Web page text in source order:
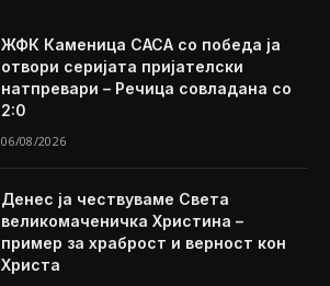
ЖФК Каменица САСА со победа ја
отвори серијата пријателски
натпревари – Речица совладана со
2:0
06/08/2026
Денес ја чествуваме Света
великомаченичка Христина –
пример за храброст и верност кон
Христа